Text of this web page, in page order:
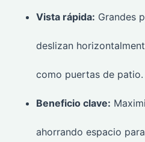
Vista rápida: Grandes
deslizan
como puertas de patio.
Beneficio clave:
ahorrando espacio